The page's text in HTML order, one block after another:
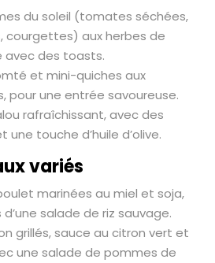
du soleil (tomates séchées,
courgettes) aux herbes de
avec des toasts.
et mini-quiches aux
pour une entrée savoureuse.
rafraîchissant, avec des
une touche d’huile d’olive.
variés
marinées au miel et soja,
salade de riz sauvage.
grillés, sauce au citron vert et
une salade de pommes de